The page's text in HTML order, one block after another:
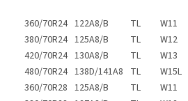
360/70R24 122A8/B TL W11
380/70R24 125A8/B TL W12
420/70R24 130A8/B TL W13
480/70R24 138D/141A8 TL W15L
360/70R28 125A8/B TL W11